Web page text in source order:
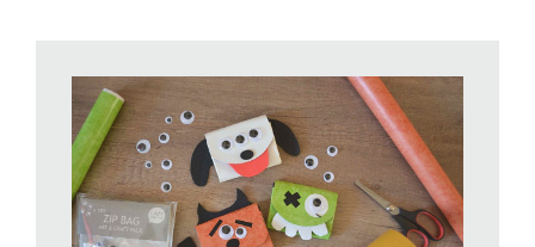
lavatelo e asciugatelo con cura.Con un righello misurate 21 cm
e tagliate l’eccedenza. Suddividete quindi, segnandole con
una penna, il vostro contenitore in 3 parti da 7 cm. Procedete
quindi a tagliare dalla parte superiore 3 lati, lasciando solo il
retro che diventerà la patella di chiusura del vostro
portamonete (vedi foto).